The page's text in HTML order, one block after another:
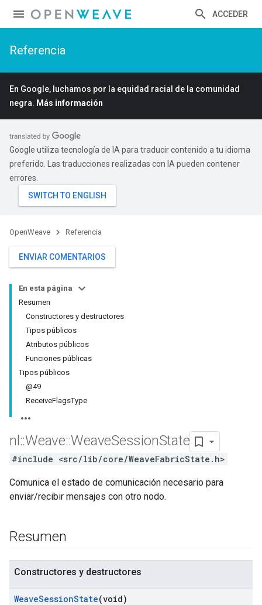
ACCEDER
Referencia
En Google, luchamos por la equidad racial de la comunidad
negra. Más información
Google utiliza tecnología de IA para traducir contenido a tu idioma
preferido. Las traducciones realizadas con IA pueden contener
errores.
OpenWeave Referencia
ENVIAR COMENTARIOS
En esta página
Resumen
Constructores y destructores
Tipos públicos
Atributos públicos
Funciones públicas
Tipos públicos
@49
ReceiveFlagsType
nl ::Weave::WeaveSessionState
#include <src/lib/core/WeaveFabricState.h>
Comunica el estado de comunicación necesario para
enviar/recibir mensajes con otro nodo.
Resumen
Constructores y destructores
WeaveSessionState(void)